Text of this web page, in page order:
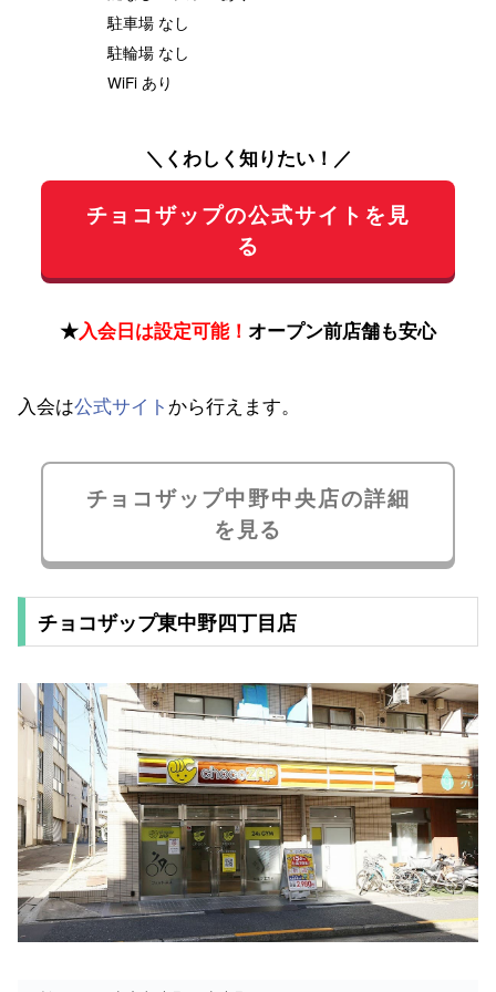
駐車場 なし
駐輪場 なし
WiFi あり
＼くわしく知りたい！／
チョコザップの公式サイトを見
る
★入会日は設定可能！ オープン前店舗も安心
入会は公式サイト から行えます。
チョコザップ中野中央店の詳細
を見る
チョコザップ東中野四丁目店